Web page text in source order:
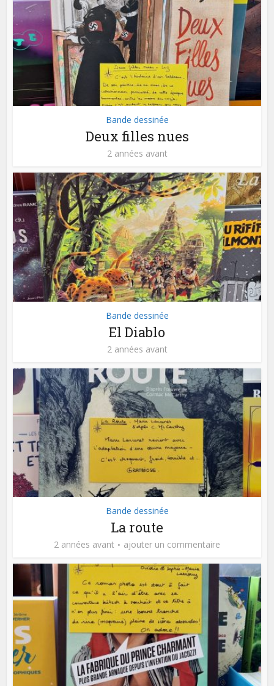
Bande dessinée
Deux filles nues
2 années avant
Bande dessinée
El Diablo
2 années avant
Bande dessinée
La route
2 années avant ajouter un commentaire